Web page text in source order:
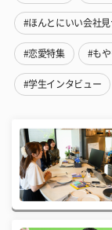
#ほんとにいい会社見
#恋愛特集 #も
#学生インタビュー